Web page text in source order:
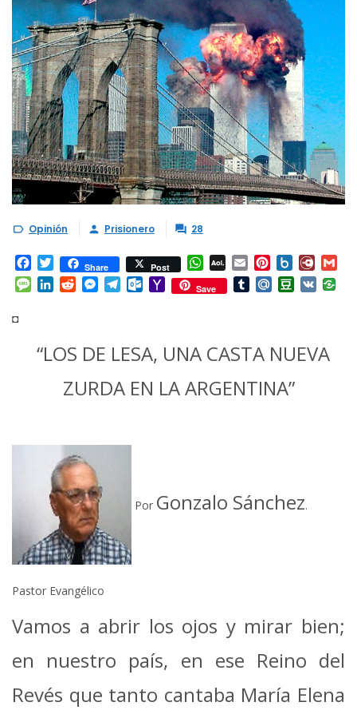
 Opinión  Prisionero  28
Facebook
TwitterShare Post WhatsApp
AOL
Mail
Email Pinterest
Box.net
Message
LinkedIn
RedditMessenger
Telegram
Outlook.com
Yahoo
Mail
Save TumblrMail.RuDouban
VK
◘
“LOS DE LESA, UNA CASTA NUEVA
ZURDA EN LA ARGENTINA”
Por Gonzalo Sánchez.
Pastor Evangélico
Vamos a abrir los ojos y mirar bien;
en nuestro país, en ese Reino del
Revés que tanto cantaba María Elena